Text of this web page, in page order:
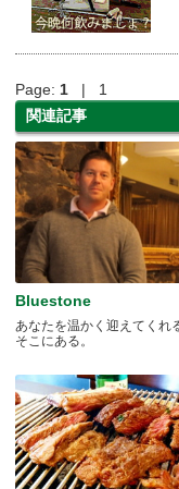
Page: 1 | 1
関連記事
Bluestone
あなたを温かく迎えてくれ
そこにある。